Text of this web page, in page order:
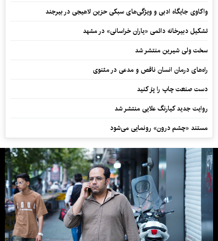
واکاوی جایگاه ادبی و ویژگی‌های سبکی حزین لاهیجی در بیرجند
تشکیل دبیرخانه دائمی «یاران خراسانی» در مشهد
سخت ولی شیرین منتشر شد
راه‌های درمان انسان ناقص و مدعی در مثنوی
دست صنعت چاپ را پرُ کنید
روایت جدید کیارنگ علایی منتشر شد
مستند «چشم درون» رونمایی می‌شود